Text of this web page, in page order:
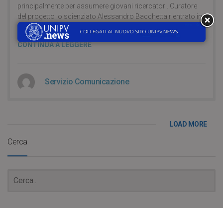
principalmente per assumere giovani ricercatori. Curatore
del progetto lo scienziato Alessandro Bacchetta rientrato in
Italia dopo undici anni all’estero.
CONTINUA A LEGGERE
Servizio Comunicazione
LOAD MORE
Cerca